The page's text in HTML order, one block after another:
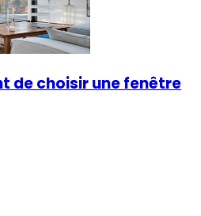
de choisir une fenêtre